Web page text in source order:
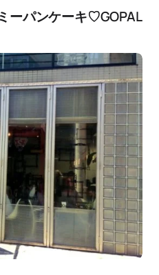
ーパンケーキ♡GOPAL